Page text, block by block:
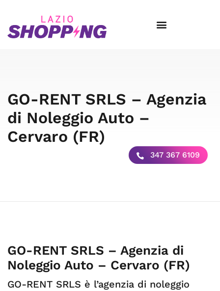
GO-RENT SRLS – Agenzia
di Noleggio Auto –
Cervaro (FR)
347 367 6109
GO-RENT SRLS – Agenzia di
Noleggio Auto – Cervaro (FR)
GO-RENT SRLS è l’agenzia di noleggio